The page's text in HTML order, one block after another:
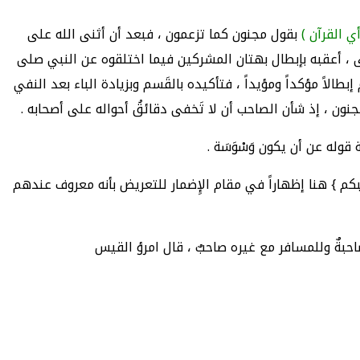
القرآن )بقول مجنون كما تزعمون ، فبعد أن أثنى الله على
أعقبه بإبطال بهتان المشركين فيما اختلقوه عن النبي صلى
مؤكداً ومؤيداً ، فتأكيده بالقَسم وبزيادة الباء بعد النفي
، إذ شأن الصاحب أن لا تَخفى دقائقُ أحواله على أصحابه .
قوله عن أن يكون وَسْوَسَة .
} هنا إظهاراً في مقام الإِضمار للتعريض بأنه معروف عندهم
وللمسافر مع غيره صاحبٌ ، قال امرؤ القيس